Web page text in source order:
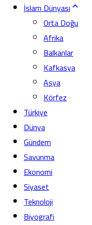
İslam Dünyası
Orta Doğu
Afrika
Balkanlar
Kafkasya
Asya
Körfez
Türkiye
Dünya
Gündem
Savunma
Ekonomi
Siyaset
Teknoloji
Biyografi